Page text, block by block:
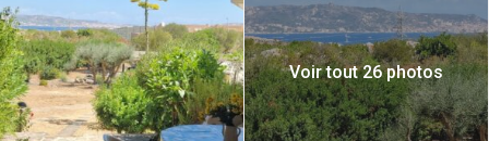
Voir tout 26 photos